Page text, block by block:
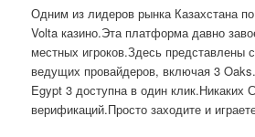
Одним из лидеров рынка Казахстана
Volta казино.Эта платформа давно
местных игроков.Здесь представлены
ведущих провайдеров, включая 3
Egypt 3 доступна в один клик.Никаких
верификаций.Просто заходите и